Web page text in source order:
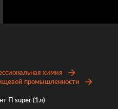
химия
промышленности
П super (1л)